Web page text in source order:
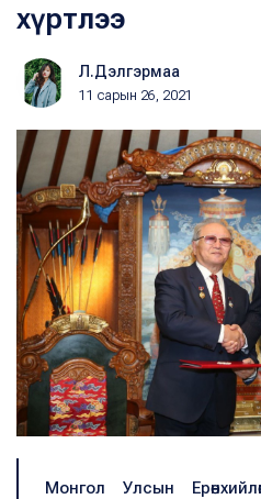
хүртлээ
Л.Дэлгэрмаа
11 сарын 26, 2021
Монгол Улсын